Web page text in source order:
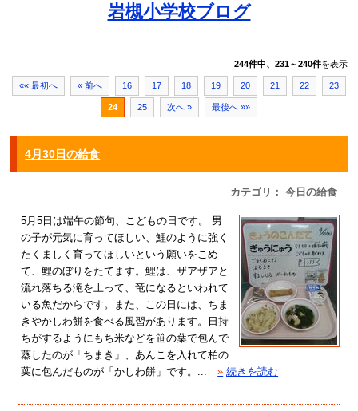
岩槻小学校ブログ
244件中、231～240件を表示
«« 最初へ « 前へ 16 17 18 19 20 21 22 23
24 25 次へ » 最後へ »»
4月30日の給食
カテゴリ： 今日の給食
5月5日は端午の節句、こどもの日です。 男
の子が元気に育ってほしい、鯉のように強く
たくましく育ってほしいという願いをこめ
て、鯉のぼりをたてます。鯉は、ザアザアと
流れ落ちる滝を上って、竜になるといわれて
いる魚だからです。また、この日には、ちま
きやかしわ餅を食べる風習があります。日持
ちがするようにもち米などを笹の葉で包んで
蒸したのが「ちまき」、あんこを入れて柏の
葉に包んだものが「かしわ餅」です。...
» 続きを読む